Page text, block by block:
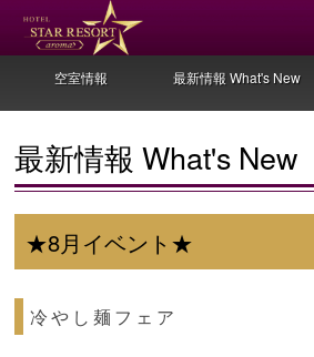
空室情報 最新情報 What's New
最新情報 What's New
★8月イベント★
冷やし麺フェア